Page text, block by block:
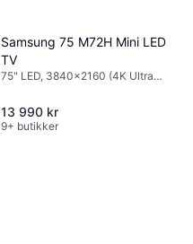
Samsung 75 M72H Mini LED
TV
75" LED, 3840x2160 (4K Ultra
13 990 kr
9+ butikker